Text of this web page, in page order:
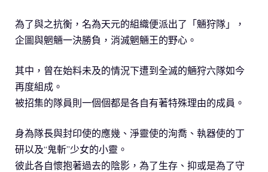
為了與之抗衡，名為天元的組織便派出了「魎狩隊」，
企圖與魍魎一決勝負，消滅魍魎王的野心。
其中，曾在始料未及的情況下遭到全滅的魎狩六隊如今
再度組成。
被招集的隊員則一個個都是各自有著特殊理由的成員。
身為隊長與封印使的應幾、淨靈使的洵喬、執器使的丁
研以及“鬼斬”少女的小靈。
彼此各自懷抱著過去的陰影，為了生存、抑或是為了守